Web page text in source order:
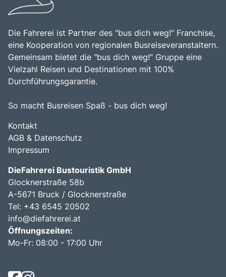
Die Fahrerei ist Partner des "bus dich weg!" Franchise,
eine Kooperation von regionalen Busreiseveranstaltern.
Gemeinsam bietet die "bus dich weg!" Gruppe eine
Vielzahl Reisen und Destinationen mit 100%
Durchführungsgarantie.
So macht Busreisen Spaß - bus dich weg!
Kontakt
AGB & Datenschutz
Impressum
DieFahrerei Bustouristik GmbH
Glocknerstraße 58b
A-5671 Bruck / Glocknerstraße
Tel: +43 6545 20502
info@diefahrerei.at
Öffnungszeiten:
Mo-Fr: 08:00 - 17:00 Uhr